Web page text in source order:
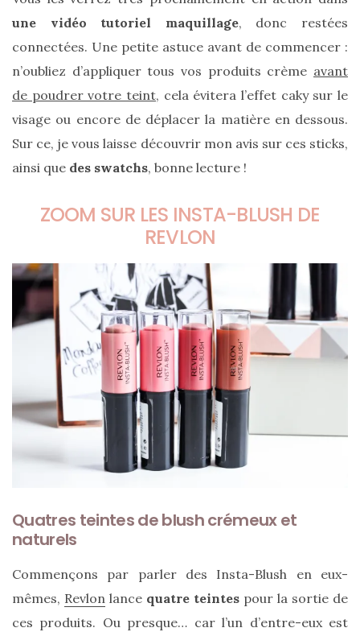
cuir
au
luxe
discret
06/06/2026
Sac
en
une vidéo tutoriel maquillage, donc restées
connectées. Une petite astuce avant de commencer :
n’oubliez d’appliquer tous vos produits crème avant
de poudrer votre teint, cela évitera l’effet caky sur le
visage ou encore de déplacer la matière en dessous.
Sur ce, je vous laisse découvrir mon avis sur ces sticks,
ainsi que des swatchs, bonne lecture !
ZOOM SUR LES INSTA-BLUSH DE
REVLON
Quatres teintes de blush crémeux et
naturels
Commençons par parler des Insta-Blush en eux-
mêmes, Revlon lance quatre teintes pour la sortie de
ces produits. Ou presque… car l’un d’entre-eux est